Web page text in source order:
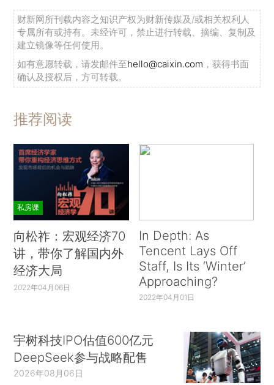
财新网所刊载内容之知识产权为财新传媒及/或相关权利人
专属所有或持有。未经许可，禁止进行转载、摘编、复制及
建立镜像等任何使用。
如有意愿转载，请发邮件至hello@caixin.com ，获得书面
确认及授权后，方可转载。
推荐阅读
私房课
向松祚：宏观经济70
讲，带你了解国内外
经济大局
2022年04月06日
In Depth: As
Tencent Lays Off
Staff, Is Its ‘Winter’
Approaching?
2022年04月01日
宇树科技IPO估值600亿元
DeepSeek参与战略配售
2026年08月06日